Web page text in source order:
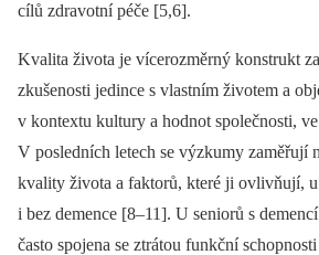
cílů zdravotní péče [5,6].
Kvalita života je vícerozměrný konstrukt
zkušenosti jedince s vlastním životem a
v kontextu kultury a hodnot společnosti,
V posledních letech se výzkumy zaměřují
kvality života a faktorů, které ji ovlivňují, u
i bez demence [8–11]. U seniorů s
často spojena se ztrátou funkční schopnosti